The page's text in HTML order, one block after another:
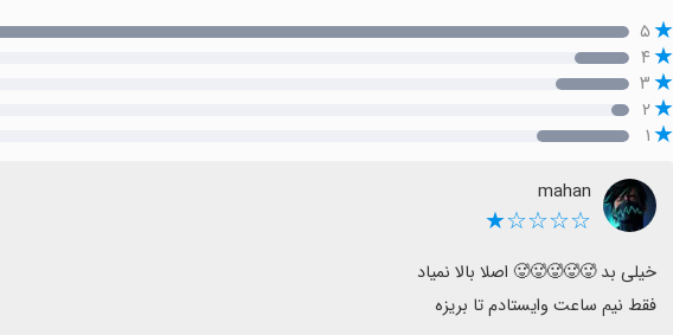
۵
۴
۳
۲
۱
mahan
☆☆☆☆★
فقط نیم ساعت وایستادم تا بریزه